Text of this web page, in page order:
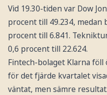
Vid 19.30-tiden var Dow
procent till 49.234, medan
procent till 6.841.
0,6 procent till 22.624.
Fintech-bolaget Klarna
för det fjärde kvartalet
väntat, men sämre